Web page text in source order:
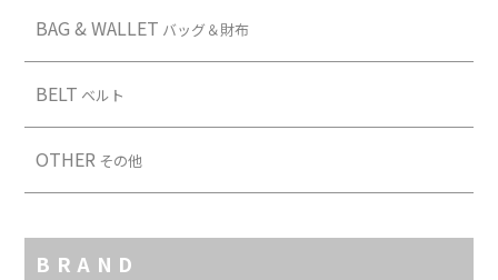
BAG & WALLET バッグ＆財布
BELT ベルト
OTHER その他
BRAND